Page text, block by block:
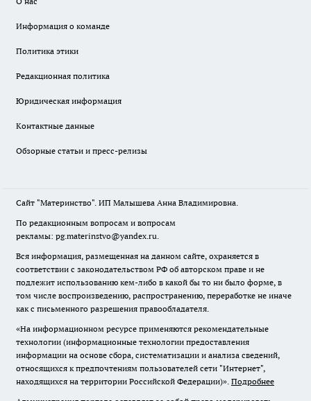
Информация о команде
Политика этики
Редакционная политика
Юридическая информация
Контактные данные
Обзорные статьи и пресс-релизы
Сайт "Материнство". ИП Малышева Анна Владимировна.
По редакционным вопросам и вопросам
рекламы: pg.materinstvo@yandex.ru.
Вся информация, размещенная на данном сайте, охраняется в
соответствии с законодательством РФ об авторском праве и не
подлежит использованию кем-либо в какой бы то ни было форме, в
том числе воспроизведению, распространению, переработке не иначе
как с письменного разрешения правообладателя.
«На информационном ресурсе применяются рекомендательные
технологии (информационные технологии предоставления
информации на основе сбора, систематизации и анализа сведений,
относящихся к предпочтениям пользователей сети "Интернет",
находящихся на территории Российской Федерации)». Подробнее